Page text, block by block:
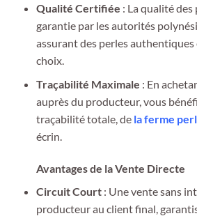
Qualité Certifiée : La qualité des
garantie par les autorités
assurant des perles
choix.
Traçabilité Maximale : En
auprès du producteur, vous
traçabilité totale, de la ferme
écrin.
Avantages de la Vente Directe
Circuit Court: Une vente sans
producteur au client final,